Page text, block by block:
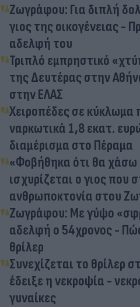
Ζωγράφου: Για διπλή
γιος της οικογένειας -
αδελφή του
Τριπλό εμπρηστικό
της Δευτέρας στην
στην ΕΛΑΣ
Χειροπέδες σε
ναρκωτικά 1,8 εκατ.
διαμέρισμα στο Πέραμα
«Φοβήθηκα ότι θα χάσω
ισχυρίζεται ο γιος που
ανθρωποκτονία στου
Ζωγράφου: Με γύψο
αδελφή ο 54χρονος -
θρίλερ
Συνεχίζεται το θρίλερ
έδειξε η νεκροψία -
γυναίκες